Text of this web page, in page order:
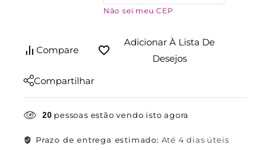
Não sei meu CEP
Compare
Adicionar À Lista De
Desejos
Compartilhar
20 pessoas estão vendo isto agora
Prazo de entrega estimado: Até 4 dias úteis